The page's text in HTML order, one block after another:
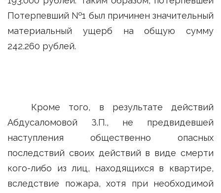
Потерпевший №1 был причинен значительный
материальный ущерб на общую сумму
242.260 рублей.
Кроме того, в результате действий
Абдусаломовой З.П., не предвидевшей
наступления общественно опасных
последствий своих действий в виде смерти
кого-либо из лиц, находящихся в квартире,
вследствие пожара, хотя при необходимой